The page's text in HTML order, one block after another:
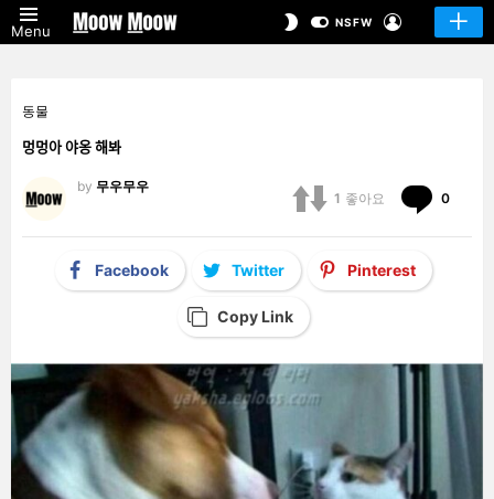
Menu
SWITCHNSFW
동물
멍멍아 야옹 해봐
by 무우무우
1 좋아요 0
Facebook Twitter Pinterest
Copy Link